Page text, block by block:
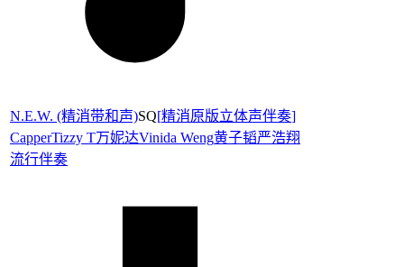
N.E.W. (精消带和声)SQ[精消原版立体声伴奏]
CapperTizzy T万妮达Vinida Weng黄子韬严浩翔
流行伴奏